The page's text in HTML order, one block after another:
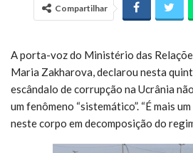
Compartilhar
A porta-voz do Ministério das
Maria Zakharova, declarou nesta
escândalo de corrupção na Ucrânia
um fenômeno “sistemático”. “É mais
neste corpo em decomposição do